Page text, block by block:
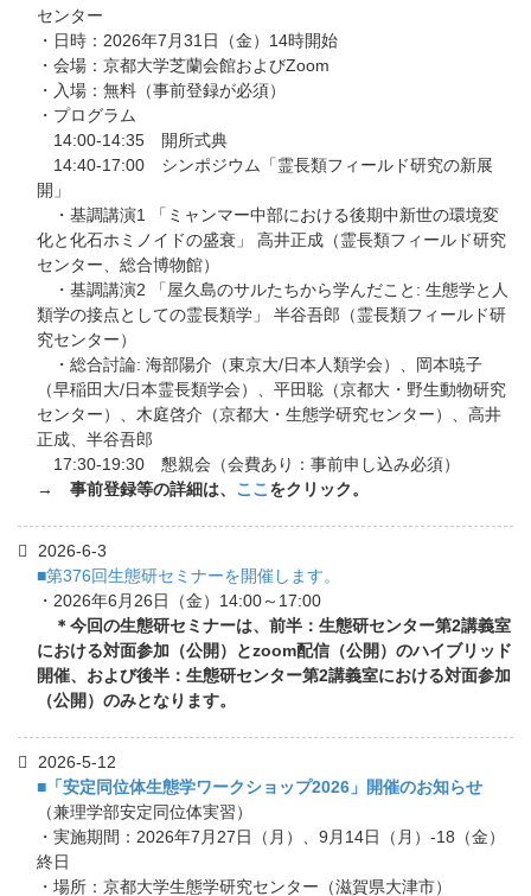
センター
・日時：2026年7月31日（金）14時開始
・会場：京都大学芝蘭会館およびZoom
・入場：無料（事前登録が必須）
・プログラム
14:00-14:35 開所式典
14:40-17:00 シンポジウム「霊長類フィールド研究の新展
開」
・基調講演1 「ミャンマー中部における後期中新世の環境変
化と化⽯ホミノイドの盛衰」 ⾼井正成（霊⻑類フィールド研究
センター、総合博物館）
・基調講演2 「屋久島のサルたちから学んだこと: 生態学と人
類学の接点としての霊長類学」 半⾕吾郎（霊⻑類フィールド研
究センター）
・総合討論: 海部陽介（東京大/日本人類学会）、岡本暁子
（早稲田大/日本霊長類学会）、平田聡（京都大・野生動物研究
センター）、木庭啓介（京都大・生態学研究センター）、高井
正成、半谷吾郎
17:30-19:30 懇親会（会費あり：事前申し込み必須）
→ 事前登録等の詳細は、 ここ をクリック。
2026-6-3
■第376回生態研セミナーを開催します。
・2026年6月26日（金）14:00～17:00
＊今回の生態研セミナーは、前半：生態研センター第2講義室
における対面参加（公開）とzoom配信（公開）のハイブリッド
開催、および後半：生態研センター第2講義室における対面参加
（公開）のみとなります。
2026-5-12
■「安定同位体生態学ワークショップ2026」開催のお知らせ
（兼理学部安定同位体実習）
・実施期間：2026年7月27日（月）、9月14日（月）-18（金）
終日
・場所：京都大学生態学研究センター（滋賀県大津市）